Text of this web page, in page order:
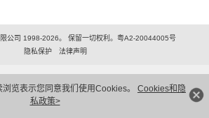
览表示您同意我们使用Cookies。 Cookies和隐
私政策>
公司 1998-2026。 保留一切权利。粤A2-20044005号
隐私保护
法律声明